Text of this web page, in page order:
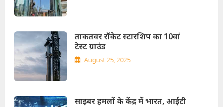
ताकतवर रॉकेट स्टारशिप का 10वां
टेस्ट ग्राउंड
August 25, 2025
साइबर हमलों के केंद्र में भारत, आईटी